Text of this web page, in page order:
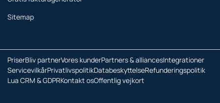
Sitemap
PriserBliv partnerVores kunderPartners & alliancesIntegrationer
ServicevilkårPrivatlivspolitikDatabeskyttelseRefunderingspolitik
Lua CRM & GDPRKontakt osOffentlig vejkort